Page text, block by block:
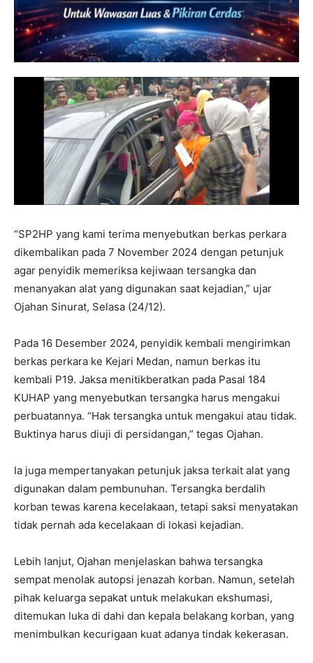
“SP2HP yang kami terima menyebutkan berkas perkara
dikembalikan pada 7 November 2024 dengan petunjuk
agar penyidik memeriksa kejiwaan tersangka dan
menanyakan alat yang digunakan saat kejadian,” ujar
Ojahan Sinurat, Selasa (24/12).
Pada 16 Desember 2024, penyidik kembali mengirimkan
berkas perkara ke Kejari Medan, namun berkas itu
kembali P19. Jaksa menitikberatkan pada Pasal 184
KUHAP yang menyebutkan tersangka harus mengakui
perbuatannya. “Hak tersangka untuk mengakui atau tidak.
Buktinya harus diuji di persidangan,” tegas Ojahan.
Ia juga mempertanyakan petunjuk jaksa terkait alat yang
digunakan dalam pembunuhan. Tersangka berdalih
korban tewas karena kecelakaan, tetapi saksi menyatakan
tidak pernah ada kecelakaan di lokasi kejadian.
Lebih lanjut, Ojahan menjelaskan bahwa tersangka
sempat menolak autopsi jenazah korban. Namun, setelah
pihak keluarga sepakat untuk melakukan ekshumasi,
ditemukan luka di dahi dan kepala belakang korban, yang
menimbulkan kecurigaan kuat adanya tindak kekerasan.